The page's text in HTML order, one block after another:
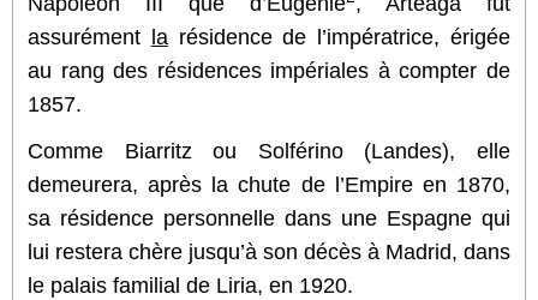
assurément
larésidence de l’impératrice, érigée
au rang des résidences impériales à compter de
1857.
Comme Biarritz ou Solférino (Landes), elle
demeurera, après la chute de l’Empire en 1870,
sa résidence personnelle dans une Espagne qui
lui restera chère jusqu’à son décès à Madrid, dans
le palais familial de Liria, en 1920.